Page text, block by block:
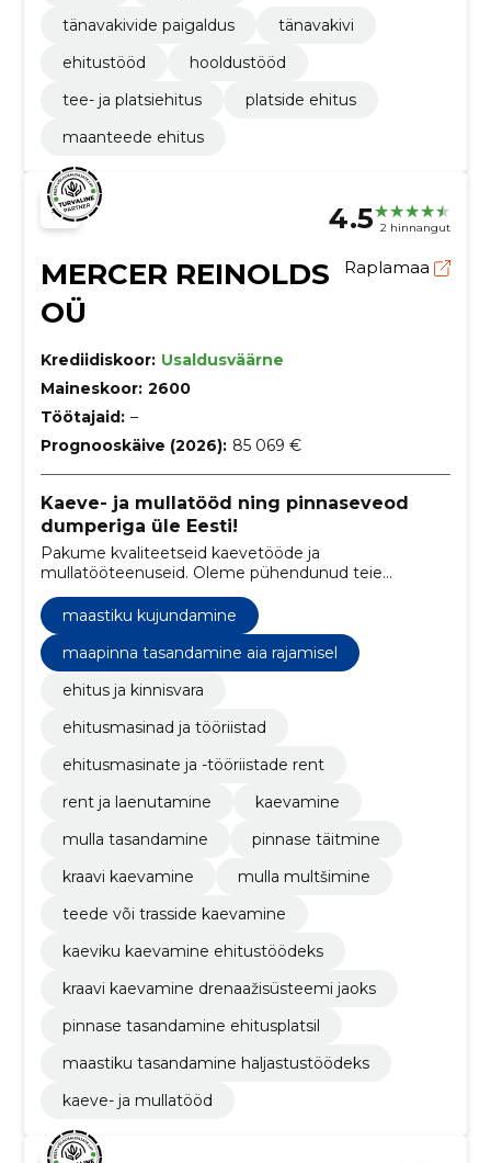
tänavakivide paigaldus
tänavakivi
ehitustööd
hooldustööd
tee- ja platsiehitus
platside ehitus
maanteede ehitus
4.5 2 hinnangut
MERCER REINOLDS
OÜ
Raplamaa
Krediidiskoor: Usaldusväärne
Maineskoor: 2600
Töötajaid: –
Prognooskäive (2026): 85 069 €
Kaeve- ja mullatööd ning pinnaseveod
dumperiga üle Eesti!
Pakume kvaliteetseid kaevetööde ja
mullatööteenuseid. Oleme pühendunud teie
projektide elluviimisele, olgu need suured ehitustööd
või väiksemad maastiku kujundamise projektid.
maastiku kujundamine
maapinna tasandamine aia rajamisel
ehitus ja kinnisvara
ehitusmasinad ja tööriistad
ehitusmasinate ja -tööriistade rent
rent ja laenutamine
kaevamine
mulla tasandamine
pinnase täitmine
kraavi kaevamine
mulla multšimine
teede või trasside kaevamine
kaeviku kaevamine ehitustöödeks
kraavi kaevamine drenaažisüsteemi jaoks
pinnase tasandamine ehitusplatsil
maastiku tasandamine haljastustöödeks
kaeve- ja mullatööd